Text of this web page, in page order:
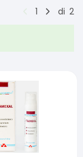
1 di 2